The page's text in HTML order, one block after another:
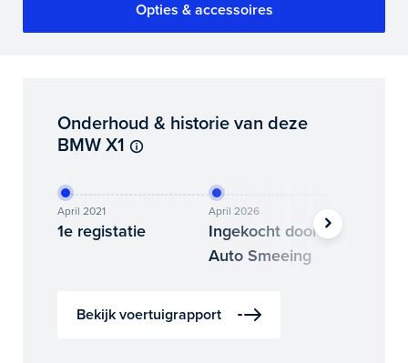
Opties & accessoires
Onderhoud & historie van deze
BMW X1
April 2021
1e registatie
April 2026
Ingekocht door
Auto Smeeing
Bekijk voertuigrapport